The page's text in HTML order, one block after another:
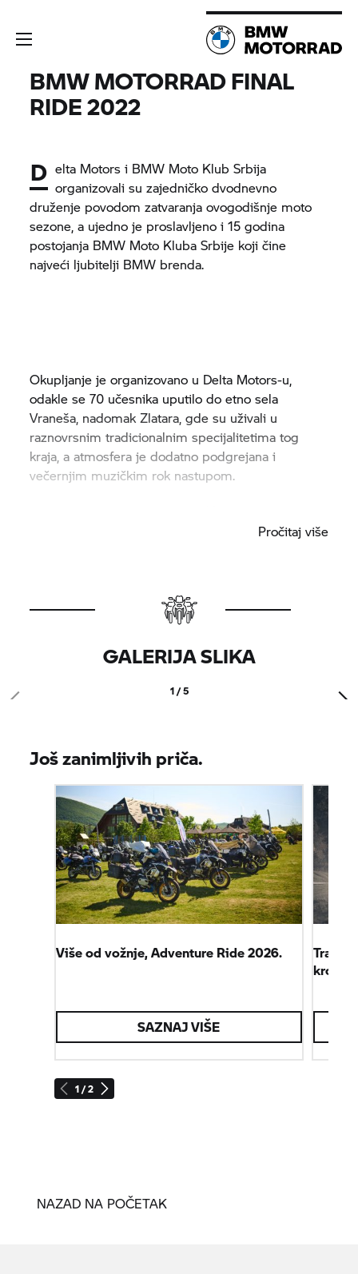
BMW MOTORRADFINAL
RIDE 2022
D elta Motors i BMW Moto Klub Srbija
organizovali su zajedničko dvodnevno
druženje povodom zatvaranja ovogodišnje moto
sezone, a ujedno je proslavljeno i 15 godina
postojanja BMW Moto Kluba Srbije koji čine
najveći ljubitelji BMW brenda.
Okupljanje je organizovano u Delta Motors-u,
odakle se 70 učesnika uputilo do etno sela
Vraneša, nadomak Zlatara, gde su uživali u
raznovrsnim tradicionalnim specijalitetima tog
kraja, a atmosfera je dodatno podgrejana i
večernjim muzičkim rok nastupom.
Pročitaj više
GALERIJA SLIKA
1 / 5
Još zanimljivih priča.
1 / 2
Više od vožnje, Adventure Ride 2026.
SAZNAJ VIŠE
kroz
NAZAD NA POČETAK